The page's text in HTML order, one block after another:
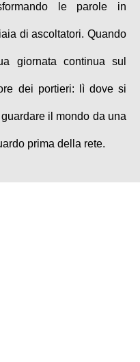
le parole in
di ascoltatori. Quando
giornata continua sul
dei portieri: lì dove si
il mondo da una
prima della rete.